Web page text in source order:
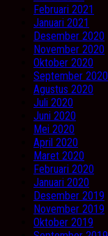
Februari 2021
Januari 2021
Desember 2020
November 2020
Oktober 2020
September 2020
Agustus 2020
Juli 2020
Juni 2020
Mei 2020
April 2020
Maret 2020
Februari 2020
Januari 2020
Desember 2019
November 2019
Oktober 2019